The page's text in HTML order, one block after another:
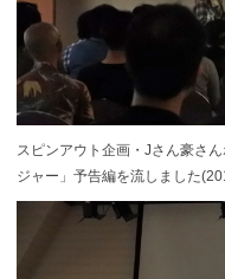
スピンアウト企画・Jさん豪さ
ジャー」予告編を流しました